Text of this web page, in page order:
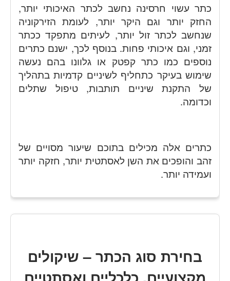
כתר עשוי חרסינה נחשב לכתר האיכותי יותר,
החזק יותר וגם היקר יותר, לעומת הזירקוניה
שנחשב לכתר זול יותר, לעיתים מתפקד ככתר
זמני, וגם איכותי פחות. בנוסף לכך, ישנם כתרים
נוספים כמו כתר קפטק או גלוונו בהם נעשה
שימוש בעיקר כתחליף לשיניים קדמיות בתהליך
של התקנת שיניים תותבות, טיפול שתלים
וכדומה.
כתרים אלה מכילים בתוכם שיעור מסויים של
זהב והופכים את השן לאסתטית יותר, חזקה יותר
ועמידה יותר.
בחירת סוג הכתר – שיקולים